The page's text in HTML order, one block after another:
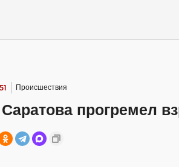
Происшествия
прогремел